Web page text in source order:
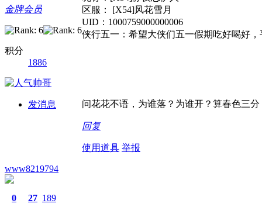
金牌会员
积分
1886
发消息
区服： [X54]风花雪月
UID：1000759000000006
侠行五一：希望大侠们五一假期吃好喝好
问花花不语，为谁落？为谁开？算春色三
回复
使用道具 举报
www8219794
0 27 189